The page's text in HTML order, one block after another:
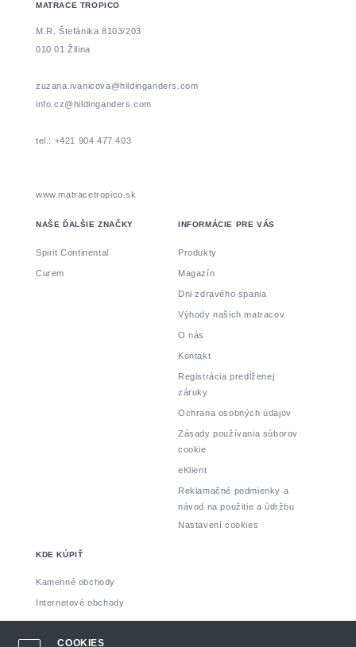
MATRACE TROPICO
M.R. Štefánika 8103/203
010 01 Žilina
zuzana.ivanicova@hildinganders.com
info.cz@hildinganders.com
tel.: +421 904 477 403
www.matracetropico.sk
NAŠE ĎALŠIE ZNAČKY
Spirit Continental
Curem
INFORMÁCIE PRE VÁS
Produkty
Magazín
Dni zdravého spania
Výhody našich matracov
O nás
Kontakt
Registrácia predĺženej
záruky
Ochrana osobných údajov
Zásady používania súborov
cookie
eKlient
Reklamačné podmienky a
návod na použitie a údržbu
Nastavení cookies
KDE KÚPIŤ
Kamenné obchody
Internetové obchody
COOKIES